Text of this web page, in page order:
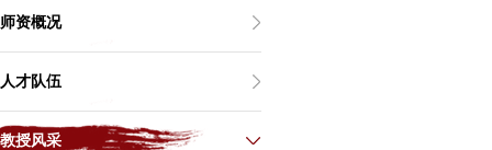
师资概况
人才队伍
教授风采